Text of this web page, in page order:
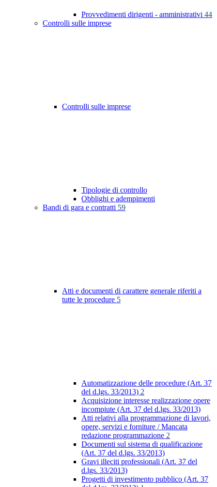
Provvedimenti dirigenti - amministrativi 44
Controlli sulle imprese
Controlli sulle imprese
Tipologie di controllo
Obblighi e adempimenti
Bandi di gara e contratti 59
Atti e documenti di carattere generale riferiti a
tutte le procedure 5
Automatizzazione delle procedure (Art. 37
del d.lgs. 33/2013) 2
Acquisizione interesse realizzazione opere
incompiute (Art. 37 del d.lgs. 33/2013)
Atti relativi alla programmazione di lavori,
opere, servizi e forniture / Mancata
redazione programmazione 2
Documenti sul sistema di qualificazione
(Art. 37 del d.lgs. 33/2013)
Gravi illeciti professionali (Art. 37 del
d.lgs. 33/2013)
Progetti di investimento pubblico (Art. 37